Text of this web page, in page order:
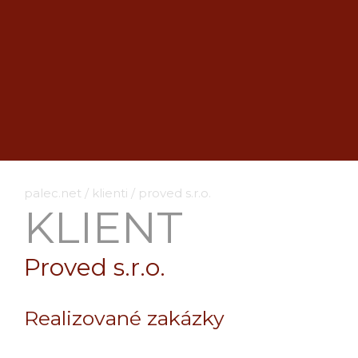
palec.net / klienti / proved s.r.o.
KLIENT
Proved s.r.o.
Realizované zakázky